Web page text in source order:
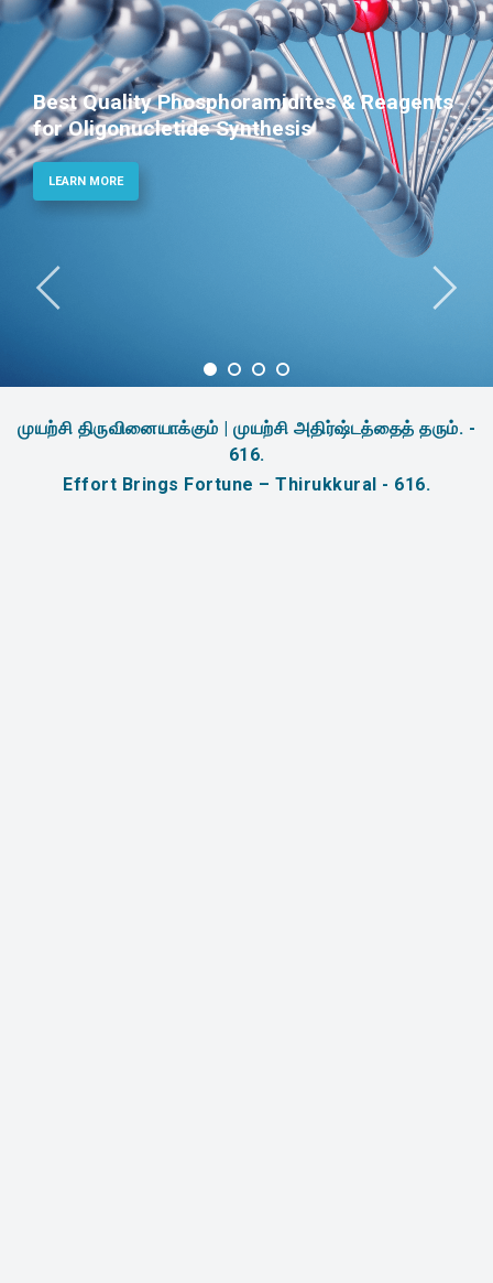
Best Quality Phosphoramidites & Reagents
for Oligonucletide Synthesis
LEARN MORE
முயற்சி திருவினையாக்கும் | முயற்சி அதிர்ஷ்டத்தைத் தரும். -
616.
Effort Brings Fortune – Thirukkural - 616.